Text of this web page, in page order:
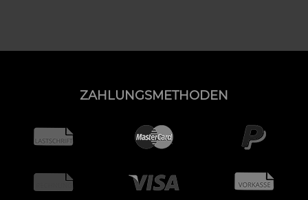
ZAHLUNGSMETHODEN